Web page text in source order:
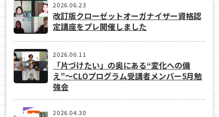
2026.06.23
改訂版クローゼットオーガナイザー資格認
定講座をプレ開催しました
2026.06.11
「片づけたい」の奥にある“変化への備
え”〜CLOプログラム受講者メンバー5月勉
強会
2026.04.30